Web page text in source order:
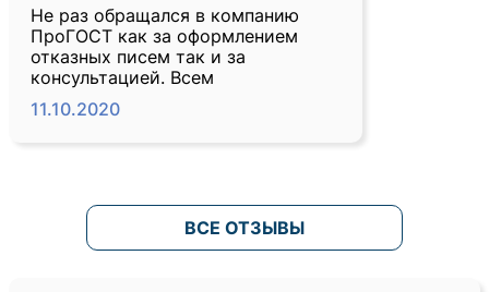
Не раз обращался в компанию
ПроГОСТ как за оформлением
отказных писем так и за
консультацией. Всем
11.10.2020
ВСЕ ОТЗЫВЫ